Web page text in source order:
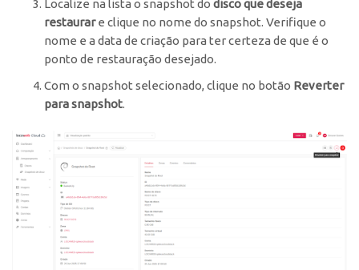
Localize na lista o snapshot do disco que deseja
restaurare clique no nome do snapshot. Verifique o
nome e a data de criação para ter certeza de que é o
ponto de restauração desejado.
Com o snapshot selecionado, clique no botão Reverter
para snapshot.